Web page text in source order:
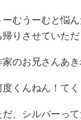
ーむうーむと悩
帰りさせていた
家のお兄さんあ
度くんねん！て
だ、シルバーっ